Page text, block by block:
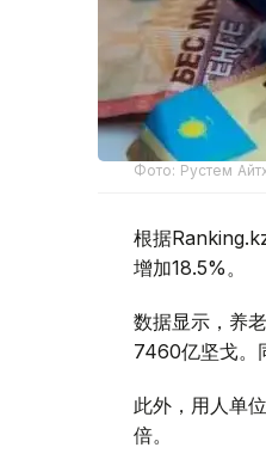
Фото: Рустем
根据
增加18.5%。
数据显示，养
7460亿坚戈。
此外，用人单
倍。